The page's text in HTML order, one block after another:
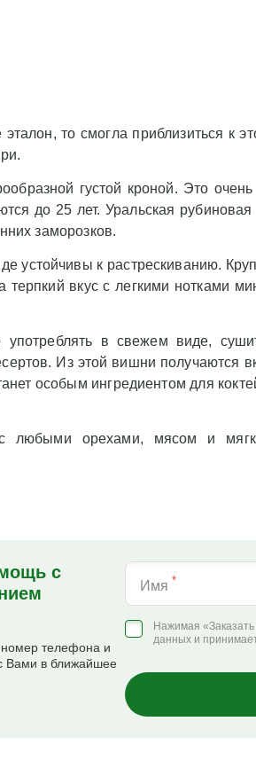
то смогла приблизиться к
густой кроной. Это
до 25 лет. Уральская рубиновая
заморозков.
устойчивы к растрескиванию.
терпкий вкус с легкими нотками
в свежем виде,
Из этой вишни получаются
особым ингредиентом для
с любыми орехами, мясом и
с
номер телефона и
Вами в ближайшее
Имя *
Нажимая
данных и